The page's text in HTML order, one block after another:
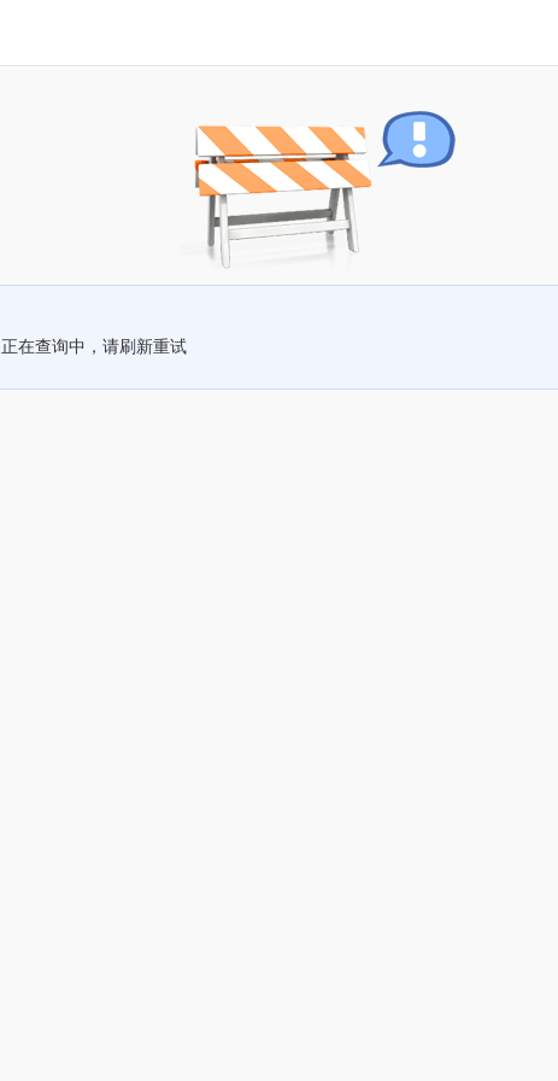
正在查询中，请刷新重试